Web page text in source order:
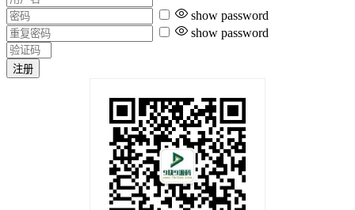
show password
show password
注册